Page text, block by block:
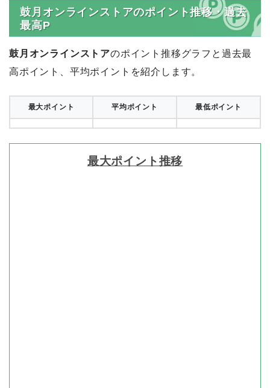
鼓月オンラインストアのポイント推移・過去
最高P
鼓月オンラインストアのポイント推移グラフと過去最
高ポイント、平均ポイントを紹介します。
最大ポイント 平均ポイント 最低ポイント
最大ポイント推移